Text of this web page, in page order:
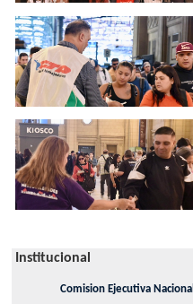
Institucional
Comision Ejecutiva Nacional